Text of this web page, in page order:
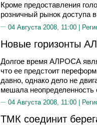
Кроме предоставления
розничный рынок доступа
04 Августа 2008, 11:00 |
Новые горизонты
Долгое время АЛРОСА
что ее предстоит
давно, однако дело не
мешала неопределенность
04 Августа 2008, 11:00 |
ТМК соединит